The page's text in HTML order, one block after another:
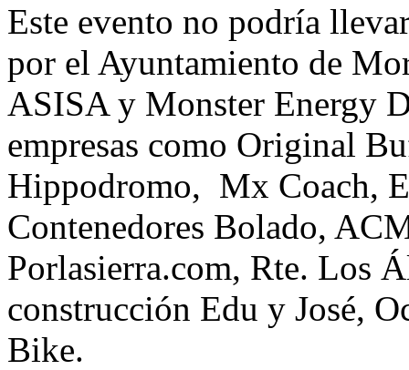
Este evento no podría
por el Ayuntamiento de
ASISA y Monster Energy
empresas como Original
Hippodromo, Mx Coach,
Contenedores Bolado,
Porlasierra.com, Rte. Los
construcción Edu y José,
Bike.